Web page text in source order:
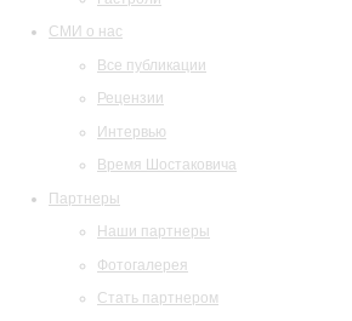
СМИ о нас
Все публикации
Рецензии
Интервью
Время Шостаковича
Партнеры
Наши партнеры
Фотогалерея
Стать партнером